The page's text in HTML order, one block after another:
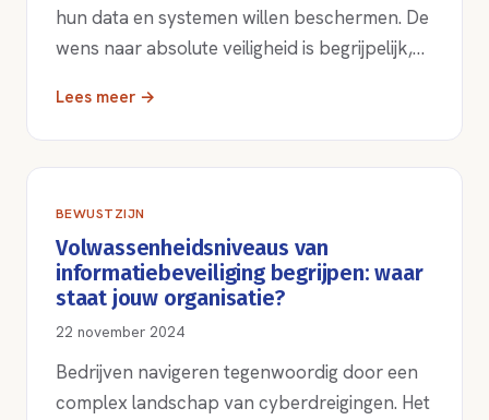
hun data en systemen willen beschermen. De
wens naar absolute veiligheid is begrijpelijk,…
Lees meer →
BEWUSTZIJN
Volwassenheidsniveaus van
informatiebeveiliging begrijpen: waar
staat jouw organisatie?
22 november 2024
Bedrijven navigeren tegenwoordig door een
complex landschap van cyberdreigingen. Het